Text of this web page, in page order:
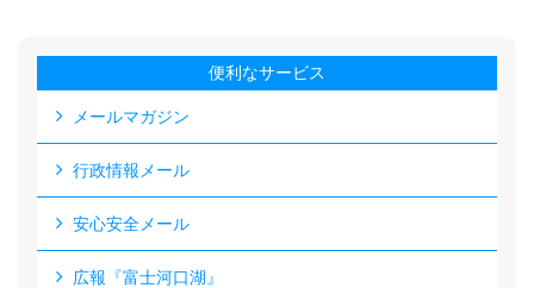
便利なサービス
メールマガジン
行政情報メール
安心安全メール
広報『富士河口湖』